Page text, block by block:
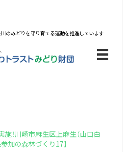
のみどりを守り育てる運動を推進しています
施！川崎市麻生区上麻生（山口白
加の森林づくり17】